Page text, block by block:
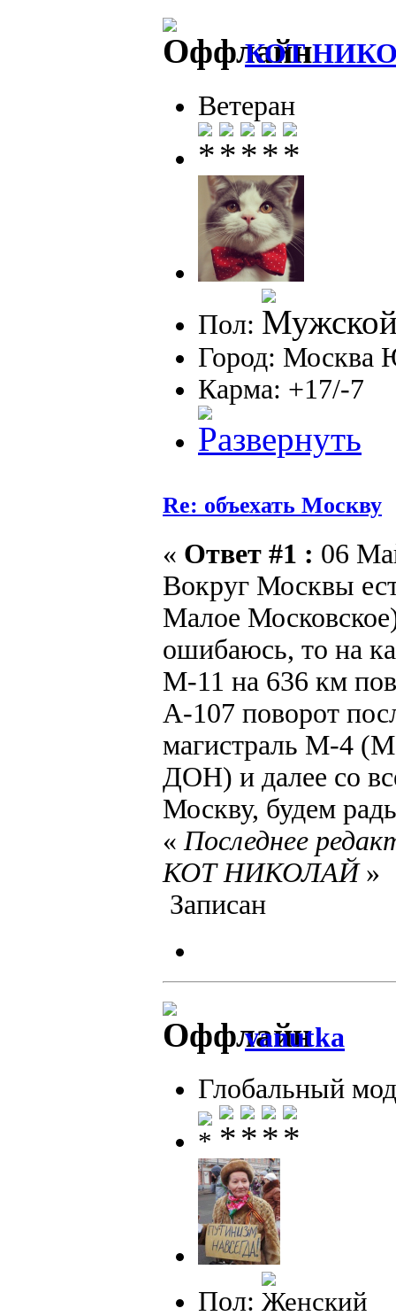
КОТ
Ветеран
Пол:
Город:
Карма: +17/-7
Re: объехать Москву
« Ответ #1 : 06
Вокруг Москвы
Малое
ошибаюсь, то на
М-11 на 636 км
А-107 поворот
магистраль М-4
ДОН) и далее со
Москву, будем
« Последнее
КОТ НИКОЛАЙ»
Записан
vanutka
Глобальный
Пол: